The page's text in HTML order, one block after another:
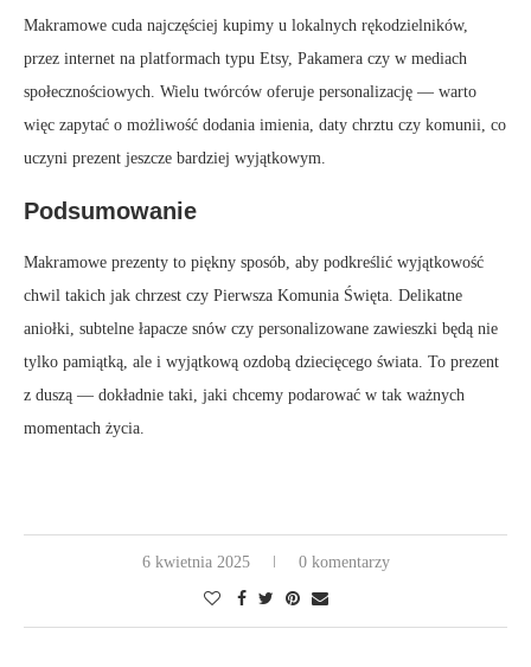
Makramowe cuda najczęściej kupimy u lokalnych rękodzielników,
przez internet na platformach typu Etsy, Pakamera czy w mediach
społecznościowych. Wielu twórców oferuje personalizację — warto
więc zapytać o możliwość dodania imienia, daty chrztu czy komunii, co
uczyni prezent jeszcze bardziej wyjątkowym.
Podsumowanie
Makramowe prezenty to piękny sposób, aby podkreślić wyjątkowość
chwil takich jak chrzest czy Pierwsza Komunia Święta. Delikatne
aniołki, subtelne łapacze snów czy personalizowane zawieszki będą nie
tylko pamiątką, ale i wyjątkową ozdobą dziecięcego świata. To prezent
z duszą — dokładnie taki, jaki chcemy podarować w tak ważnych
momentach życia.
6 kwietnia 2025 0 komentarzy